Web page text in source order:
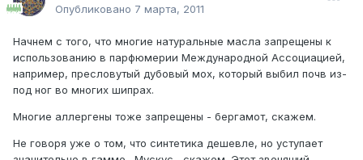
Опубликовано 7 марта, 2011
Начнем с того, что многие натуральные масла запрещены к
использованию в парфюмерии Международной Ассоциацией,
например, пресловутый дубовый мох, который выбил почв из-
под ног во многих шипрах.
Многие аллергены тоже запрещены - бергамот, скажем.
Не говоря уже о том, что синтетика дешевле, но уступает